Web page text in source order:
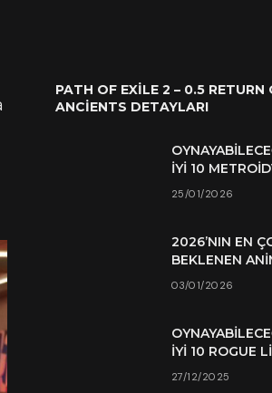
PATH OF EXILE 2 – 0.5 RETURN
ANCIENTS DETAYLARI
İYI 10
25/01/2026
2026’NIN EN
BEKLENEN
03/01/2026
İYI 10 ROGUE
27/12/2025